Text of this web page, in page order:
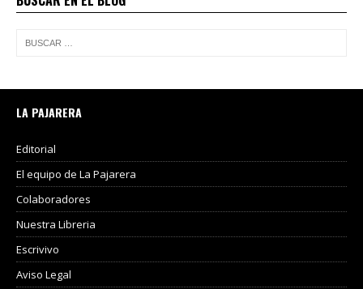
LA PAJARERA
Editorial
El equipo de La Pajarera
Colaboradores
Nuestra Libreria
Escrivivo
Aviso Legal